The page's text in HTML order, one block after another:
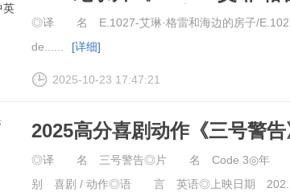
1080p.HD中英双字
◎译 名 E.1027-艾琳·格雷和海边的房子/
de......
[详细]
2025-10-23 17:47:21
2025高分喜剧动作《三号警
◎译 名 三号警告◎片 名 Code 3◎
别 喜剧 / 动作◎语 言 英语◎上映日期